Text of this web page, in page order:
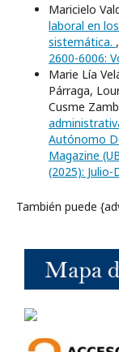
Maricielo
laboral en
sistemática. ,
2600-6006:
Marie Lía
Párraga,
Cusme
Autónomo
Magazine
(2025):
También puede